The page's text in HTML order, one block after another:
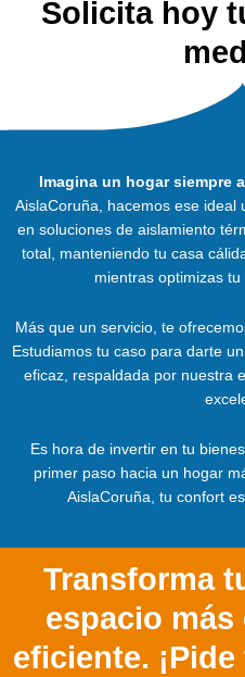
Solicita hoy
Imagina un hogar siempre
AislaCoruña, hacemos ese ideal
en soluciones de aislamiento
total, manteniendo tu casa
mientras optimizas
Más que un servicio, te
Estudiamos tu caso para darte
eficaz, respaldada por nuestra
Es hora de invertir en tu
primer paso hacia un hogar
AislaCoruña, tu confort
Transforma
espacio
eficiente.